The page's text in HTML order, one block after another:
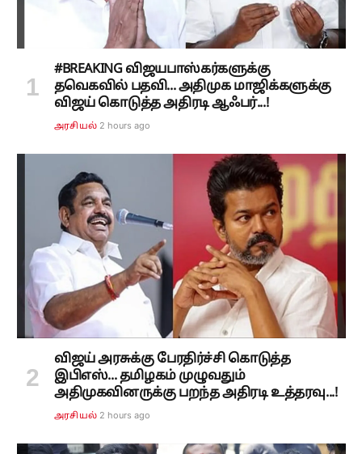
#BREAKING விஜயபாஸ்கர்களுக்கு
தவெகவில் பதவி... அதிமுக மாஜிக்களுக்கு
விஜய் கொடுத்த அதிரடி ஆஃபர்...!
அரசியல் 2 hours ago
விஜய் அரசுக்கு பேரதிர்ச்சி கொடுத்த
இபிஎஸ்... தமிழகம் முழுவதும்
அதிமுகவினருக்கு பறந்த அதிரடி உத்தரவு...!
அரசியல் 2 hours ago